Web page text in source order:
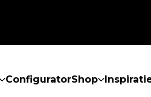
ConfiguratorShop